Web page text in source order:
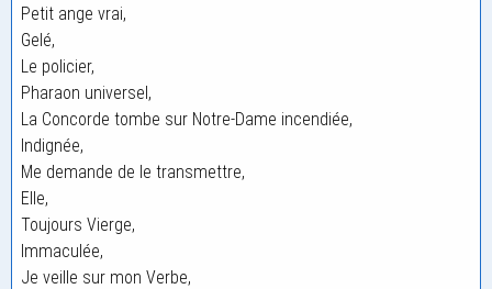
Petit ange vrai,
Gelé,
Le policier,
Pharaon universel,
La Concorde tombe sur Notre-Dame incendiée,
Indignée,
Me demande de le transmettre,
Elle,
Toujours Vierge,
Immaculée,
Je veille sur mon Verbe,